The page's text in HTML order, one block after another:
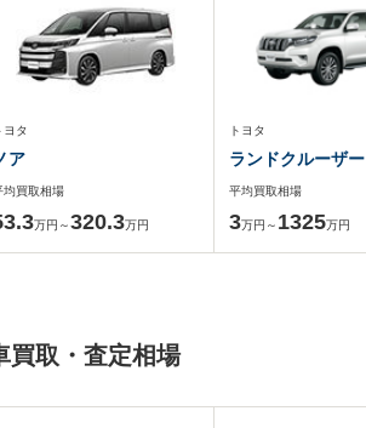
ヨタ
ア
均買取相場
万円～320.3万円
トヨタ
ランドクルーザ
平均買取相場
3万円～ 1325万円
買取・査定相場